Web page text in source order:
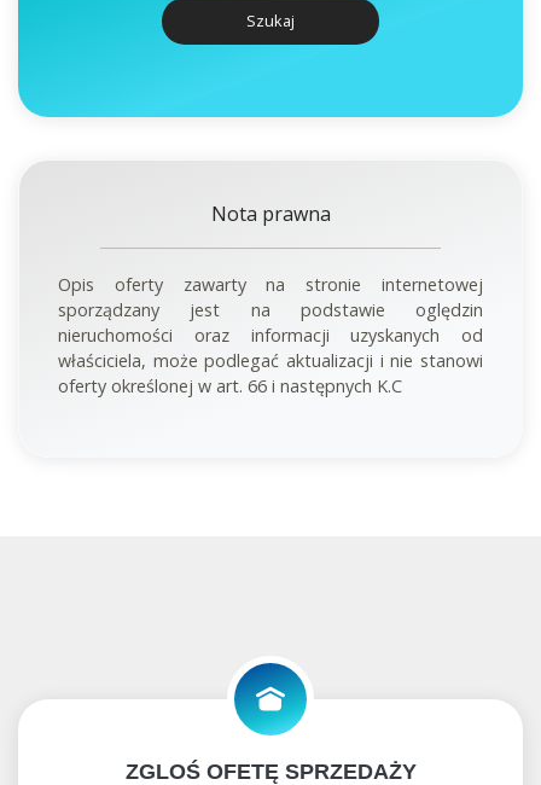
Szukaj
Nota prawna
Opis oferty zawarty na stronie internetowej
sporządzany jest na podstawie oględzin
nieruchomości oraz informacji uzyskanych od
właściciela, może podlegać aktualizacji i nie stanowi
oferty określonej w art. 66 i następnych K.C
ZGLOŚ OFETĘ SPRZEDAŻY